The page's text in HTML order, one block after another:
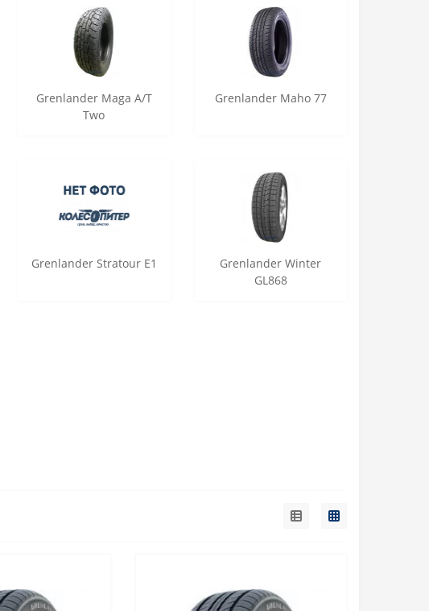
Grenlander Maga A/T
Two
Grenlander Maho 77
Grenlander Stratour E1
Grenlander Winter
GL868